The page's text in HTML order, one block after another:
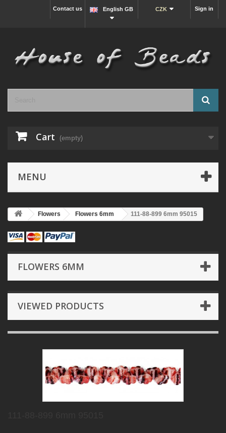
Sign in
CZK
English GB
Contact us
Cart (empty)
MENU
Flowers Flowers 6mm 111-88-899 6mm 95015
FLOWERS 6MM
VIEWED PRODUCTS